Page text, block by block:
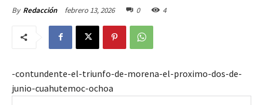
By Redacción febrero 13, 2026 0 4
-contundente-el-triunfo-de-morena-el-proximo-dos-de-
junio-cuahutemoc-ochoa